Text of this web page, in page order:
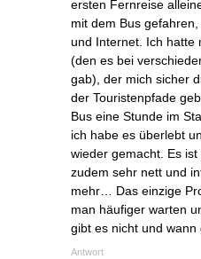
ersten Fernreise
mit dem Bus
und Internet. Ich hatte
(den es bei
gab), der mich sicher
der Touristenpfade
Bus eine Stunde im
ich habe es überlebt
wieder gemacht. Es
zudem sehr nett und
mehr… Das einzige
man häufiger warten
gibt es nicht und
Antwort